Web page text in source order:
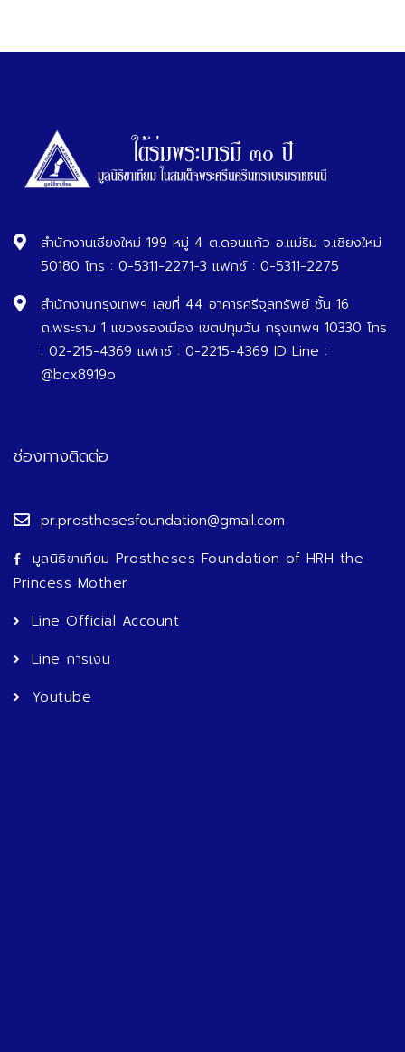
สำนักงานเชียงใหม่ 199 หมู่ 4 ต.ดอนแก้ว อ.แม่ริม จ.เชียงใหม่
50180 โทร : 0-5311-2271-3 แฟกซ์ : 0-5311-2275
สำนักงานกรุงเทพฯ เลขที่ 44 อาคารศรีจุลทรัพย์ ชั้น 16
ถ.พระราม 1 แขวงรองเมือง เขตปทุมวัน กรุงเทพฯ 10330 โทร
: 02-215-4369 แฟกซ์ : 0-2215-4369 ID Line :
@bcx8919o
ช่องทางติดต่อ
pr.prosthesesfoundation@gmail.com
มูลนิธิขาเทียม Prostheses Foundation of HRH the
Princess Mother
Line Official Account
Line การเงิน
Youtube